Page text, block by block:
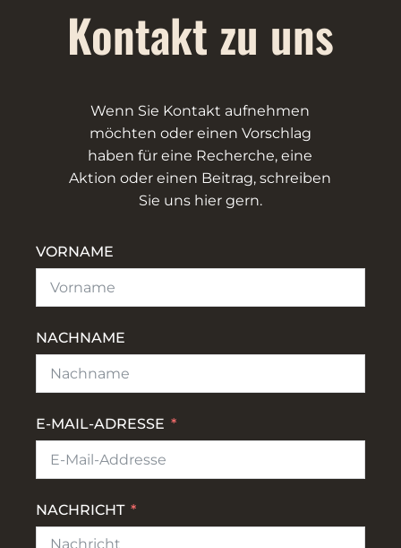
Kontakt zu uns
Wenn Sie Kontakt aufnehmen
möchten oder einen Vorschlag
haben für eine Recherche, eine
Aktion oder einen Beitrag, schreiben
Sie uns hier gern.
VORNAME
NACHNAME
E-MAIL-ADRESSE
NACHRICHT